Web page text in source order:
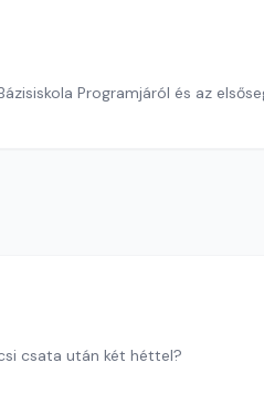
Programjáról és az
csata után két héttel?